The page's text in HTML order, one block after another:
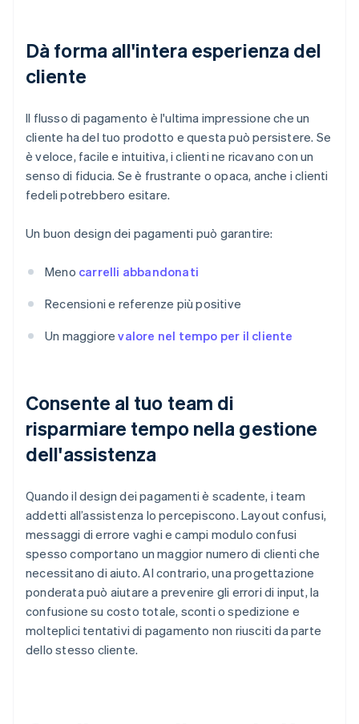
Dà forma all'intera esperienza del
cliente
Il flusso di pagamento è l'ultima impressione che un
cliente ha del tuo prodotto e questa può persistere. Se
è veloce, facile e intuitiva, i clienti ne ricavano con un
senso di fiducia. Se è frustrante o opaca, anche i clienti
fedeli potrebbero esitare.
Un buon design dei pagamenti può garantire:
Meno carrelli abbandonati
Recensioni e referenze più positive
Un maggiorevalore nel tempo per il cliente
Consente al tuo team di
risparmiare tempo nella gestione
dell'assistenza
Quando il design dei pagamenti è scadente, i team
addetti all’assistenza lo percepiscono. Layout confusi,
messaggi di errore vaghi e campi modulo confusi
spesso comportano un maggior numero di clienti che
necessitano di aiuto. Al contrario, una progettazione
ponderata può aiutare a prevenire gli errori di input, la
confusione su costo totale, sconti o spedizione e
molteplici tentativi di pagamento non riusciti da parte
dello stesso cliente.